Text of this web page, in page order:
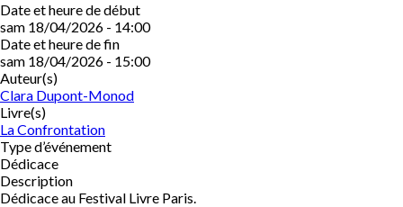
Date et heure de début
sam 18/04/2026 - 14:00
Date et heure de fin
sam 18/04/2026 - 15:00
Auteur(s)
Clara Dupont-Monod
Livre(s)
La Confrontation
Type d’événement
Dédicace
Description
Dédicace au Festival Livre Paris.